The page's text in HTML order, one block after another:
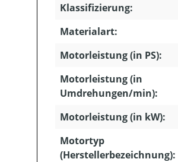
Klassifizierung:
Materialart:
Motorleistung (in PS):
Motorleistung (in
Umdrehungen/min):
Motorleistung (in kW):
Motortyp
(Herstellerbezeichnung):